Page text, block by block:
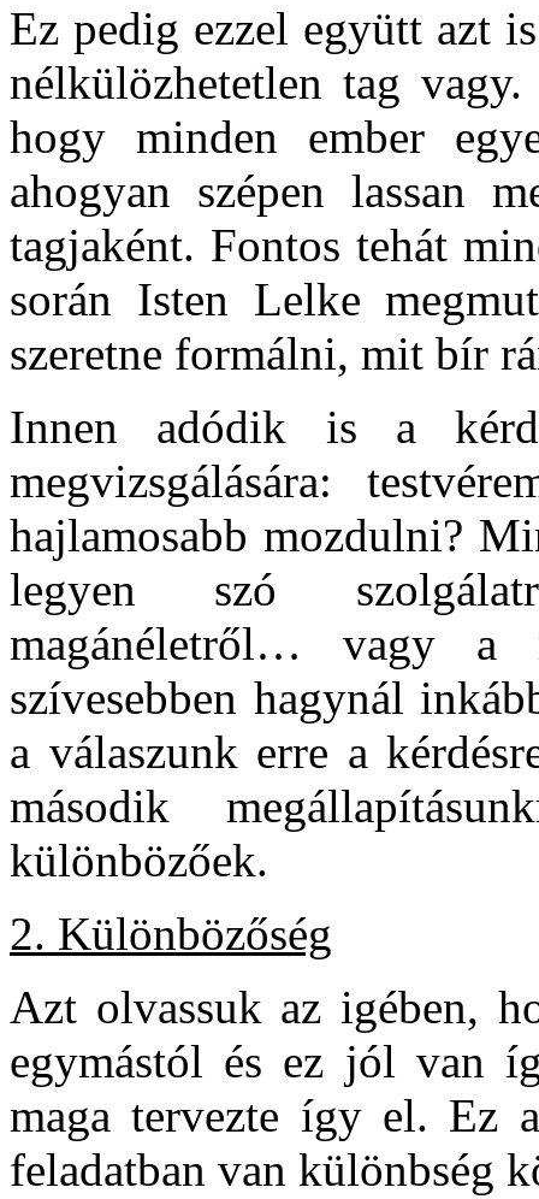
Ez pedig ezzel együtt azt
nélkülözhetetlen tag
hogy minden ember
ahogyan szépen lassan
tagjaként. Fontos tehát
során Isten Lelke
szeretne formálni, mit bír
Innen adódik is a
megvizsgálására:
hajlamosabb mozdulni?
legyen szó
magánéletről… vagy a
szívesebben hagynál
a válaszunk erre a
második
különbözőek.
2. Különbözőség
Azt olvassuk az igében,
egymástól és ez jól van
maga tervezte így el. Ez
feladatban van különbség